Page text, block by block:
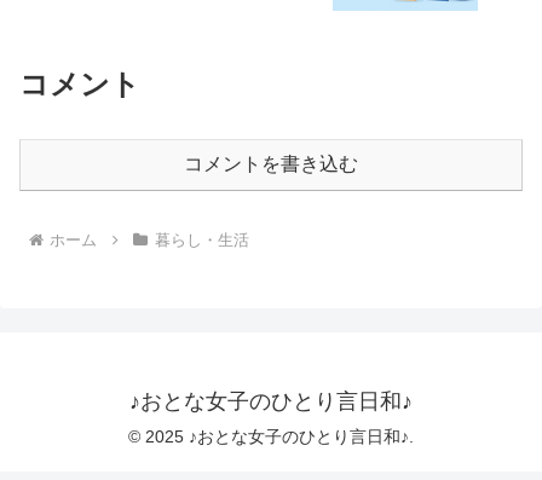
コメント
コメントを書き込む
ホーム 暮らし・生活
♪おとな女子のひとり言日和♪
© 2025 ♪おとな女子のひとり言日和♪.